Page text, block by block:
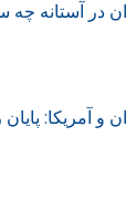
در آستانه
و آمریکا: